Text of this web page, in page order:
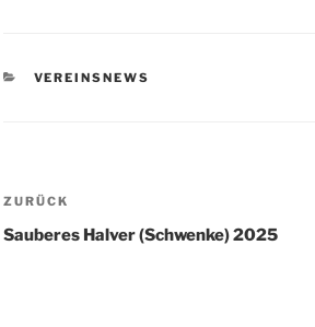
KATEGORIEN
VEREINSNEWS
Beitragsnavigation
Vorheriger
Beitrag
ZURÜCK
Sauberes Halver (Schwenke) 2025